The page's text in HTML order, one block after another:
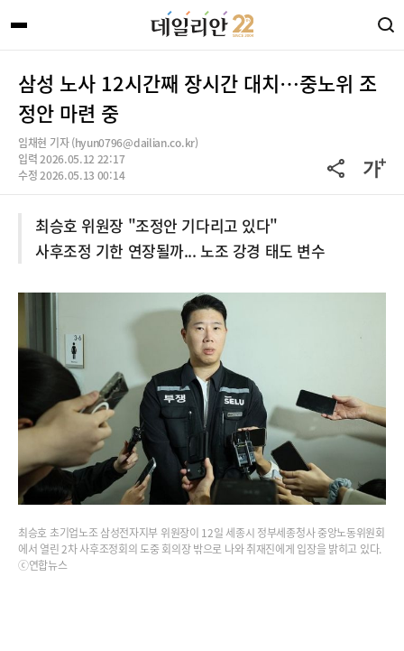
삼성 노사 12시간째 장시간 대치…중노위 조
정안 마련 중
임채현 기자 (hyun0796@dailian.co.kr)
입력 2026.05.12 22:17
수정 2026.05.13 00:14
최승호 위원장 "조정안 기다리고 있다"
사후조정 기한 연장될까... 노조 강경 태도 변수
최승호 초기업노조 삼성전자지부 위원장이 12일 세종시 정부세종청사 중앙노동위원회
에서 열린 2차 사후조정회의 도중 회의장 밖으로 나와 취재진에게 입장을 밝히고 있다.
ⓒ연합뉴스